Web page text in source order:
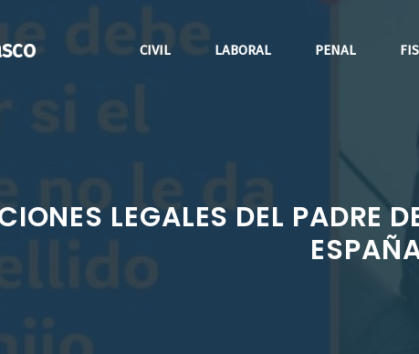
CIVIL LABORAL PENAL
LEGALES DEL PADRE